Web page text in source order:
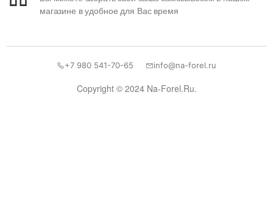
магазине в удобное для Вас время
Copyright © 2024 Na-Forel.Ru.
+7 980 541-70-65 info@na-forel.ru